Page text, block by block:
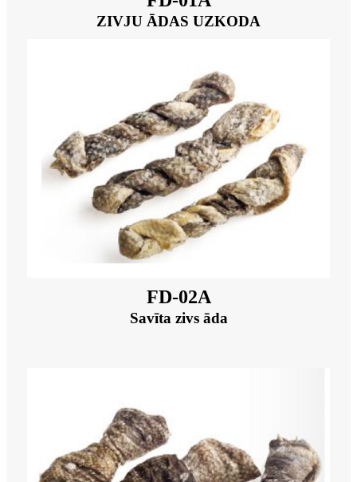
ZIVJU ĀDAS UZKODA
FD-02A
Savīta zivs āda